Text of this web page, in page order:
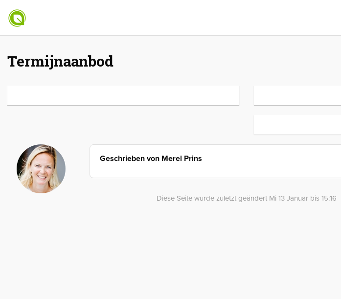
Termijnaanbod
Geschrieben von Merel Prins
Diese Seite wurde zuletzt geändert Mi 13 Januar bis 15:16